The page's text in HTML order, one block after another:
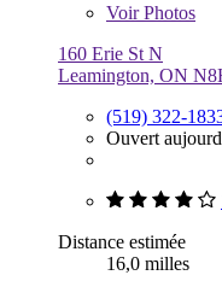
VoirPhotos
160 Erie St N
Leamington, ON
(519) 322-
Ouvert
Distance estimée
16,0 milles